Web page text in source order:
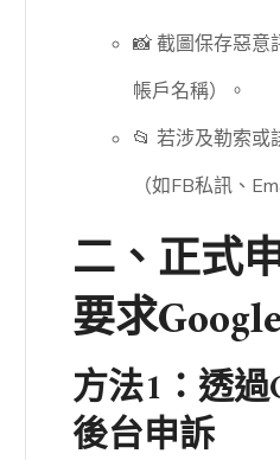
📸 截圖保存惡意
帳戶名稱）。
📂 若涉及勒索或
（如FB私訊、
二、正式
要求
方法1：透
後台申訴